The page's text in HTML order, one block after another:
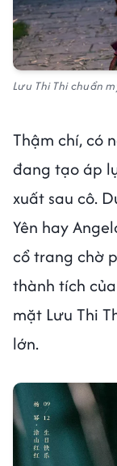
Lưu Thi Thi chuẩn
Thậm chí, có
đang tạo áp
xuất sau cô.
Yên hay
cổ trang chờ
thành tích
mặt Lưu Thi
lớn.